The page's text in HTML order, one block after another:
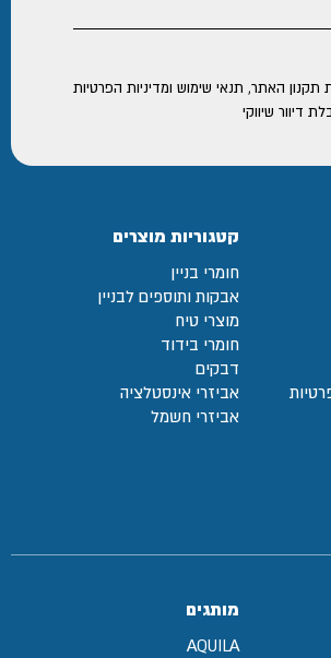
תקנון האתר, תנאי שימוש ומדיניות הפרטיות
דיוור שיווקי
קטגוריות מוצרים
חומרי בניין
אבקות ותוספים לבניין
מוצרי טיח
חומרי בידוד
דבקים
אביזרי אינסטלציה
אביזרי חשמל
מותגים
AQUILA